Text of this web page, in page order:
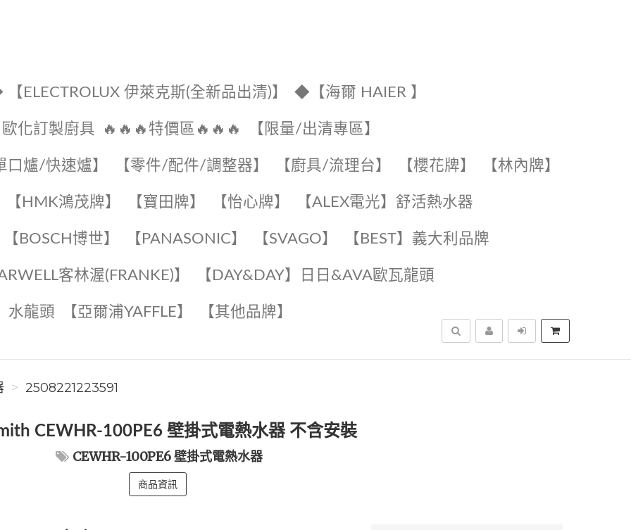
ELECTROLUX 伊萊克斯(全新品出清)】 ◆【海爾 HAIER 】
化訂製廚具 🔥🔥🔥特價區🔥🔥🔥 【限量/出清專區】
口爐/快速爐】 【零件/配件/調整器】 【廚具/流理台】 【櫻花牌】 【林內牌】
【HMK鴻茂牌】 【寶田牌】 ️【怡心牌】️ ️️【ALEX電光】舒活熱水器️️
【BOSCH博世】 ️【PANASONIC】️ ️【SVAGO】️ ️【BEST】️義大利品牌
客林渥(FRANKE)】️ ️【DAY&DAY】️日日&AVA歐瓦龍頭
水龍頭️ 【亞爾浦YAFFLE】 ️【其他品牌】️
搜尋
2508221223591
CEWHR-100PE6 壁掛式電熱水器 不含安裝
CEWHR-100PE6 壁掛式電熱水器
商品資訊